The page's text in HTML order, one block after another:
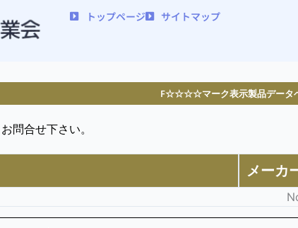
トップページ サイトマップ
F☆☆☆☆マーク表示製品データ
問合せ下さい。
メーカ